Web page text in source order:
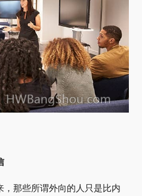
那些所谓外向的人只是比内